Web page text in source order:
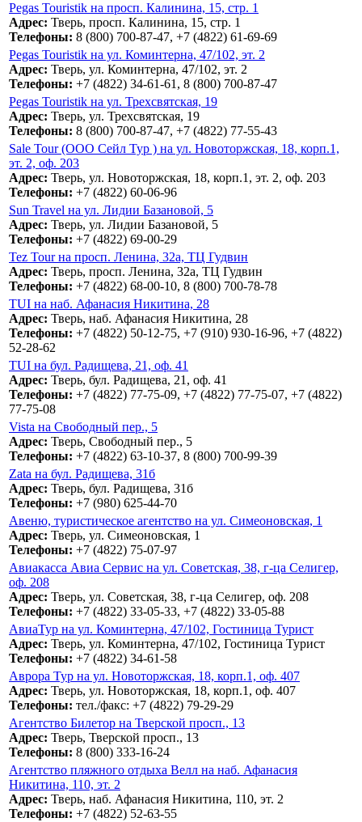
Pegas Touristik на просп. Калинина, 15, стр. 1
Адрес: Тверь, просп. Калинина, 15, стр. 1
Телефоны: 8 (800) 700-87-47, +7 (4822) 61-69-69
Pegas Touristik на ул. Коминтерна, 47/102, эт. 2
Адрес: Тверь, ул. Коминтерна, 47/102, эт. 2
Телефоны: +7 (4822) 34-61-61, 8 (800) 700-87-47
Pegas Touristik на ул. Трехсвятская, 19
Адрес: Тверь, ул. Трехсвятская, 19
Телефоны: 8 (800) 700-87-47, +7 (4822) 77-55-43
Sale Tour (ООО Сейл Тур ) на ул. Новоторжская, 18, корп.1,
эт. 2, оф. 203
Адрес: Тверь, ул. Новоторжская, 18, корп.1, эт. 2, оф. 203
Телефоны: +7 (4822) 60-06-96
Sun Travel на ул. Лидии Базановой, 5
Адрес: Тверь, ул. Лидии Базановой, 5
Телефоны: +7 (4822) 69-00-29
Tez Tour на просп. Ленина, 32а, ТЦ Гудвин
Адрес: Тверь, просп. Ленина, 32а, ТЦ Гудвин
Телефоны: +7 (4822) 68-00-10, 8 (800) 700-78-78
TUI на наб. Афанасия Никитина, 28
Адрес: Тверь, наб. Афанасия Никитина, 28
Телефоны: +7 (4822) 50-12-75, +7 (910) 930-16-96, +7 (4822)
52-28-62
TUI на бул. Радищева, 21, оф. 41
Адрес: Тверь, бул. Радищева, 21, оф. 41
Телефоны: +7 (4822) 77-75-09, +7 (4822) 77-75-07, +7 (4822)
77-75-08
Vista на Свободный пер., 5
Адрес: Тверь, Свободный пер., 5
Телефоны: +7 (4822) 63-10-37, 8 (800) 700-99-39
Zata на бул. Радищева, 31б
Адрес: Тверь, бул. Радищева, 31б
Телефоны: +7 (980) 625-44-70
Авеню, туристическое агентство на ул. Симеоновская, 1
Адрес: Тверь, ул. Симеоновская, 1
Телефоны: +7 (4822) 75-07-97
Авиакасса Авиа Сервис на ул. Советская, 38, г-ца Селигер,
оф. 208
Адрес: Тверь, ул. Советская, 38, г-ца Селигер, оф. 208
Телефоны: +7 (4822) 33-05-33, +7 (4822) 33-05-88
АвиаТур на ул. Коминтерна, 47/102, Гостиница Турист
Адрес: Тверь, ул. Коминтерна, 47/102, Гостиница Турист
Телефоны: +7 (4822) 34-61-58
Аврора Тур на ул. Новоторжская, 18, корп.1, оф. 407
Адрес: Тверь, ул. Новоторжская, 18, корп.1, оф. 407
Телефоны: тел./факс: +7 (4822) 79-29-29
Агентство Билетор на Тверской просп., 13
Адрес: Тверь, Тверской просп., 13
Телефоны: 8 (800) 333-16-24
Агентство пляжного отдыха Велл на наб. Афанасия
Никитина, 110, эт. 2
Адрес: Тверь, наб. Афанасия Никитина, 110, эт. 2
Телефоны: +7 (4822) 52-63-55